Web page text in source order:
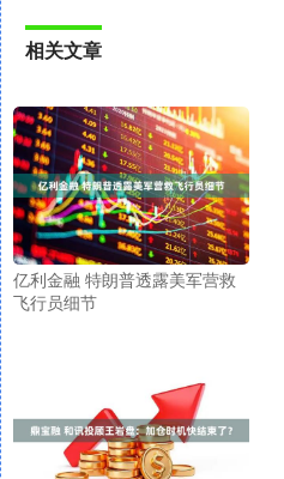
相关文章
亿利金融 特朗普透露美军营救
飞行员细节